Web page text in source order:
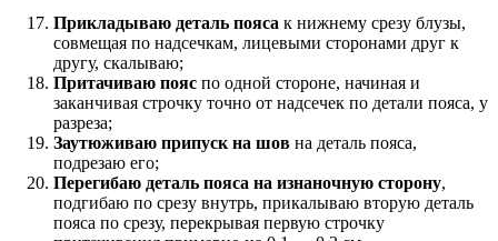
Прикладываю деталь пояса к нижнему срезу блузы,
совмещая по надсечкам, лицевыми сторонами друг к
другу, скалываю;
Притачиваю пояс по одной стороне, начиная и
заканчивая строчку точно от надсечек по детали пояса, у
разреза;
Заутюживаю припуск на шов на деталь пояса,
подрезаю его;
Перегибаю деталь пояса на изнаночную сторону,
подгибаю по срезу внутрь, прикалываю вторую деталь
пояса по срезу, перекрывая первую строчку